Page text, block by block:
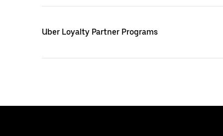
Uber Loyalty Partner Programs